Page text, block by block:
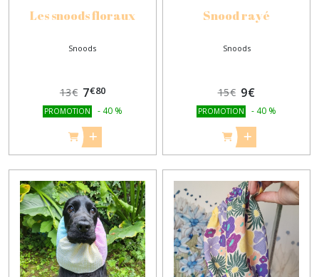
Les snoods floraux
Snoods
13€ 7€80
PROMOTION - 40 %
Snood rayé
Snoods
15€ 9€
PROMOTION - 40 %